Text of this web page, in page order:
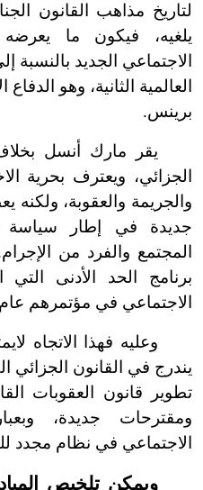
لتاريخ مذاهب القانون
يلغيه، فيكون ما
الاجتماعي الجديد
العالمية الثانية، وهو
برينس.
يقر مارك أنسل
الجزائي، ويعترف بحرية
والجريمة والعقوبة،
جديدة في إطار سياسة
المجتمع والفرد من
برنامج الحد الأدنى
الاجتماعي في مؤتمرهم عام 1945.
وعليه فهذا الاتجاه لا
يندرج في القانون الجزائي
تطوير قانون العقوبات
ومقترحات جديدة،
الاجتماعي في نظام مجدد
ويمكن تلخيص